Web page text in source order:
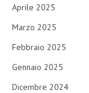
Aprile 2025
Marzo 2025
Febbraio 2025
Gennaio 2025
Dicembre 2024